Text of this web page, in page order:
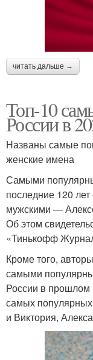
читать дальше →
Топ-10
России в
Названы самые
женские имена
Самыми
последние 120
мужскими —
Об этом
«Тинькофф
Кроме того,
самыми
России в прошлом
самых
и Виктория,